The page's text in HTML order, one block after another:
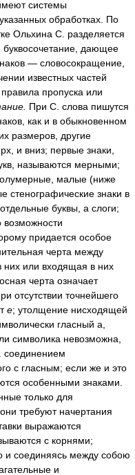
системы
обработках. По
Ольхина С. разделяется
буквосочетание, дающее
— словосокращение,
известных частей
пропуска или
При С. слова пишутся
как и в обыкновенном
размеров, другие
и вниз; первые знаки,
называются мерными;
малые (ниже
знаки в
буквы, а слоги;
возможности
придается особое
черта между
них или входящая в них
черта означает
отсутствии точнейшего
е; утолщение нисходящей
гласный а,
символика невозможна,
соединением
с гласным; если же и это
особенными знаками.
только для
требуют начертания
выражаются
с корнями;
и соединяясь между собою
и